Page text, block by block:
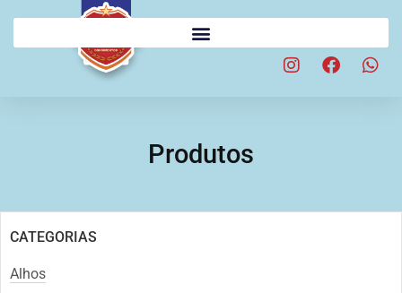
Produtos
CATEGORIAS
Alhos